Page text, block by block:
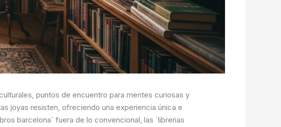
puntos de encuentro para mentes curiosas y
joyas resisten, ofreciendo una experiencia única e
barcelona` fuera de lo convencional, las `librerias